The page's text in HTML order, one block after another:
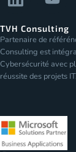
TVH Consulting
Partenaire de
Consulting est
Cybersécurité avec
réussite des projets IT.